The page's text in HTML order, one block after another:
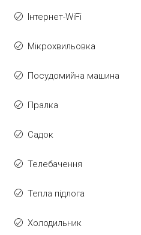
Інтернет-WiFi
Мікрохвильовка
Посудомийна машина
Пралка
Садок
Телебачення
Тепла підлога
Холодильник